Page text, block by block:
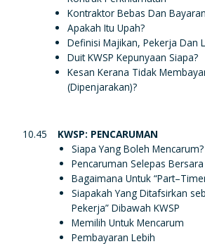
Kontraktor Bebas Dan
Apakah Itu Upah?
Definisi Majikan, Pekerja Dan
Duit KWSP Kepunyaan Siapa?
Kesan Kerana Tidak
(Dipenjarakan)?
10.45
KWSP: PENCARUMAN
Siapa Yang Boleh Mencarum?
Pencaruman Selepas Bersara
Bagaimana Untuk
Siapakah Yang Ditafsirkan
Pekerja” Dibawah KWSP
Memilih Untuk Mencarum
Pembayaran Lebih